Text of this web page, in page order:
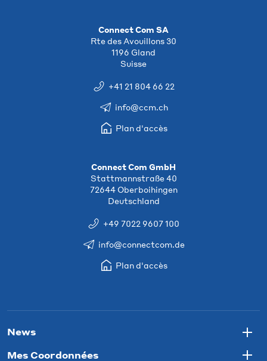
Connect Com SA
Rte des Avouillons 30
1196 Gland
Suisse
+41 21 804 66 22
info@ccm.ch
Plan d'accès
Connect Com GmbH
Stattmannstraße 40
72644 Oberboihingen
Deutschland
+49 7022 9607 100
info@connectcom.de
Plan d'accès
News
Mes Coordonnées